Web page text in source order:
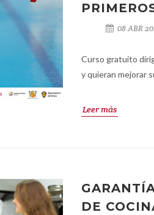
08 ABR
Curso gratuito
y quieran mejorar
Leer más
DE